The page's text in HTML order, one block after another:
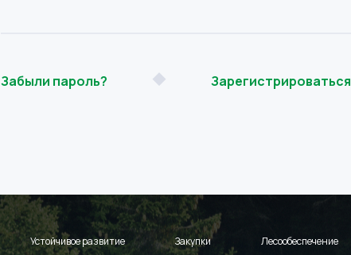
Забыли пароль? Зарегистрироваться
Устойчивое развитие Закупки Лесообеспечение